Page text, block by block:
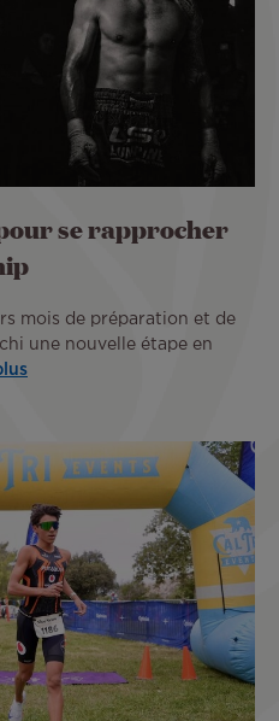
se rapprocher
mois de préparation et de
une nouvelle étape en